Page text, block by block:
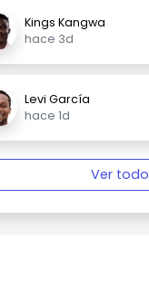
Kings Kangwa
hace 3d
Levi García
hace 1d
Ver todo